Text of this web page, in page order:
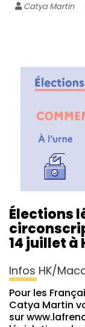
Catya Martin
Élections
14 juillet à
Infos HK/
Pour les
Catya Martin
sur